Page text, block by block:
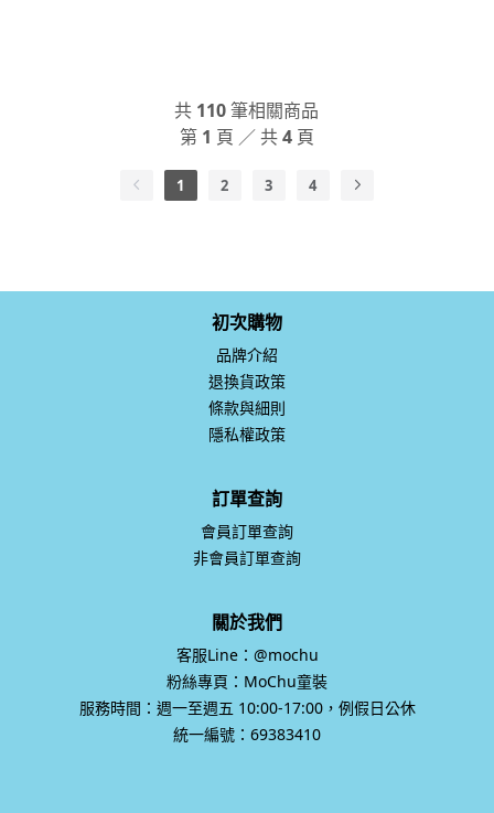
1 2 3 4
退換貨政策
條款與細則
隱私權政策
訂單查詢
非會員訂單查詢
關於我們
粉絲專頁：MoChu童裝
服務時間：週一至週五 10:00-17:00，例假日公休
統一編號：69383410